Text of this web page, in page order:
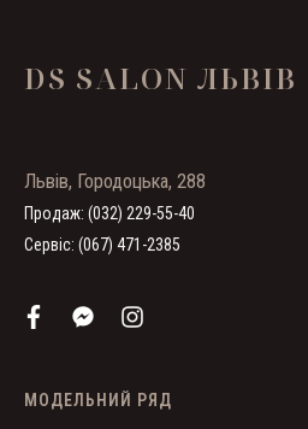
DS SALON ЛЬВІВ
Львів, Городоцька, 288
Продаж: (032) 229-55-40
Сервіс: (067) 471-2385
МОДЕЛЬНИЙ РЯД